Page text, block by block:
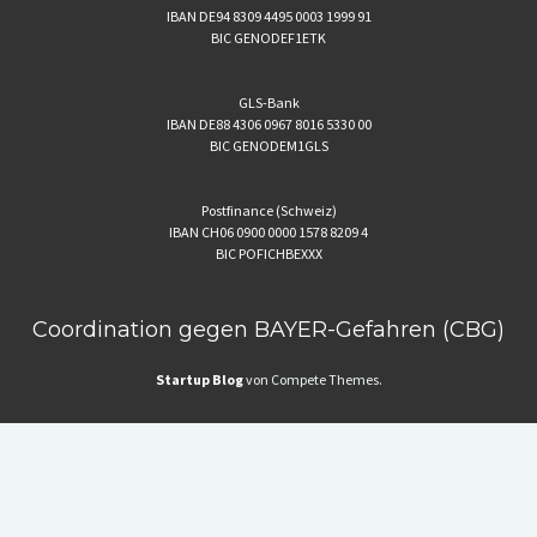
IBAN DE94 8309 4495 0003 1999 91
BIC GENODEF1ETK
GLS-Bank
IBAN DE88 4306 0967 8016 5330 00
BIC GENODEM1GLS
Postfinance (Schweiz)
IBAN CH06 0900 0000 1578 8209 4
BIC POFICHBEXXX
Coordination gegen BAYER-Gefahren (CBG)
Startup Blogvon Compete Themes.